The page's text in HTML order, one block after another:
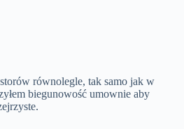
równolegle, tak samo jak w
biegunowość umownie aby